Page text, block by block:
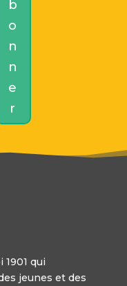
b
o
n
n
e
r
qui
jeunes et des